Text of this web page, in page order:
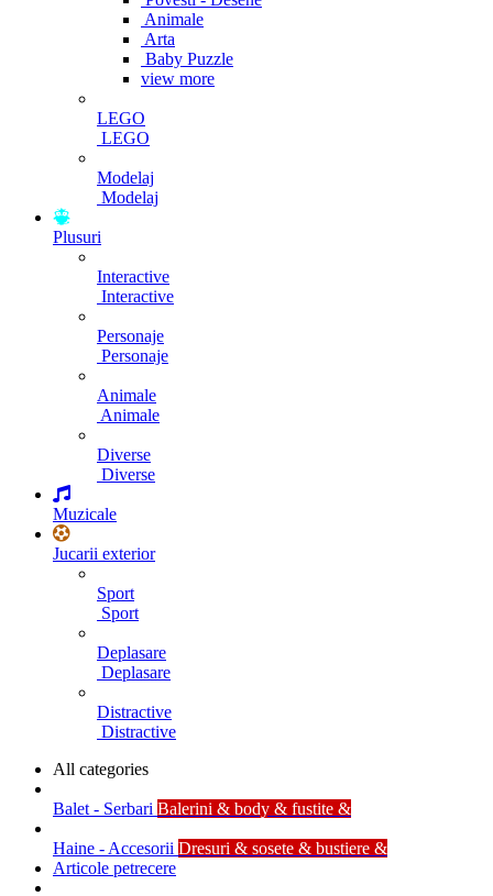
Animale
Arta
Baby Puzzle
view more
LEGO
LEGO
Modelaj
Modelaj
Plusuri
Interactive
Interactive
Personaje
Personaje
Animale
Animale
Diverse
Diverse
Muzicale
Jucarii exterior
Sport
Sport
Deplasare
Deplasare
Distractive
Distractive
All categories
Balet - Serbari Balerini & body & fustite &
Haine - Accesorii Dresuri & sosete & bustiere &
Articole petrecere